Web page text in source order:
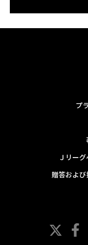
プ
Ｊリー
贈答およ